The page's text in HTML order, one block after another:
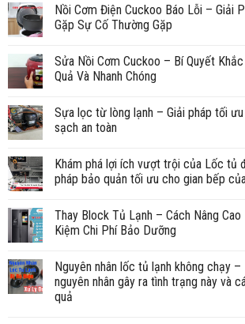
Nồi Cơm Điện Cuckoo Báo Lỗi – Giải
Gặp Sự Cố Thường Gặp
Sửa Nồi Cơm Cuckoo – Bí Quyết
Quả Và Nhanh Chóng
Sựa lọc từ lòng lạnh – Giải pháp tối
sạch an toàn
Khám phá lợi ích vượt trội của Lốc tủ
pháp bảo quản tối ưu cho gian bếp
Thay Block Tủ Lạnh – Cách Nâng
Kiệm Chi Phí Bảo Dưỡng
Nguyên nhân lốc tủ lạnh không chạy –
nguyên nhân gây ra tình trạng này và
quả